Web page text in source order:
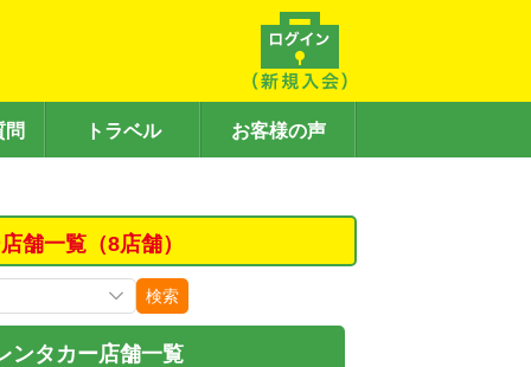
問 トラベル お客様の声
舗一覧（8店舗）
検索
ンタカー店舗一覧